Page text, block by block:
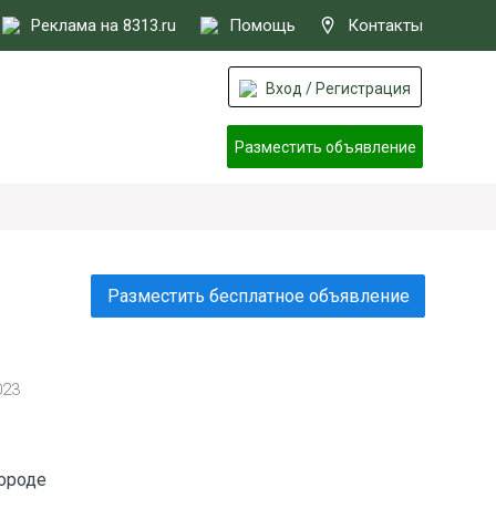
Реклама на 8313.ru Помощь Контакты
Вход / Регистрация
Разместить объявление
Разместить бесплатное объявление